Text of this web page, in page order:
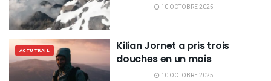
10 OCTOBRE 2025
ACTU TRAIL
Kilian Jornet a pris trois
douches en un mois
10 OCTOBRE 2025